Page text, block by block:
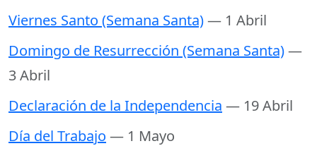
Viernes Santo (Semana Santa)— 1 Abril
Domingo de Resurrección (Semana Santa)—
3 Abril
Declaración de la Independencia — 19 Abril
Día del Trabajo — 1 Mayo